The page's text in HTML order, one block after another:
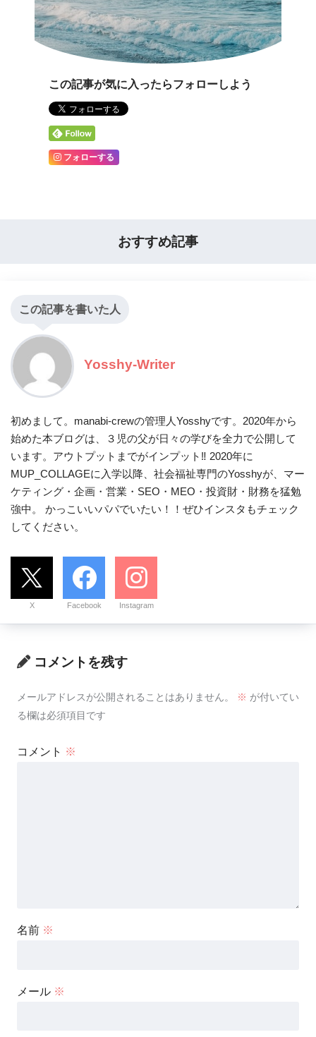
この記事が気に入ったらフォローしよう
フォローする
おすすめ記事
この記事を書いた人
Yosshy-Writer
初めまして。manabi-crewの管理人Yosshyです。2020年から
始めた本ブログは、３児の父が日々の学びを全力で公開して
います。アウトプットまでがインプット‼ 2020年に
MUP_COLLAGEに入学以降、社会福祉専門のYosshyが、マー
ケティング・企画・営業・SEO・MEO・投資財・財務を猛勉
強中。 かっこいいパパでいたい！！ぜひインスタもチェック
してください。
X Facebook Instagram
コメントを残す
メールアドレスが公開されることはありません。 ※ が付いてい
る欄は必須項目です
コメント ※
名前 ※
メール ※